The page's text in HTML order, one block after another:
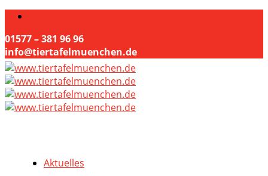
01577 – 381 96 96
info@tiertafelmuenchen.de
Aktuelles